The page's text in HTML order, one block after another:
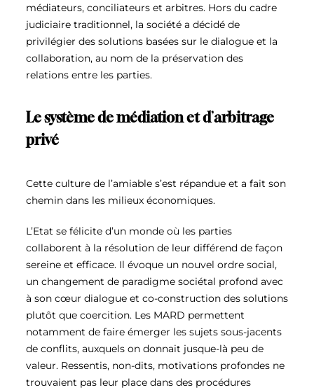
médiateurs, conciliateurs et arbitres. Hors du cadre
judiciaire traditionnel, la société a décidé de
privilégier des solutions basées sur le dialogue et la
collaboration, au nom de la préservation des
relations entre les parties.
Le système de médiation et d’arbitrage
privé
Cette culture de l’amiable s’est répandue et a fait son
chemin dans les milieux économiques.
L’Etat se félicite d’un monde où les parties
collaborent à la résolution de leur différend de façon
sereine et efficace. Il évoque un nouvel ordre social,
un changement de paradigme sociétal profond avec
à son cœur dialogue et co-construction des solutions
plutôt que coercition. Les MARD permettent
notamment de faire émerger les sujets sous-jacents
de conflits, auxquels on donnait jusque-là peu de
valeur. Ressentis, non-dits, motivations profondes ne
trouvaient pas leur place dans des procédures